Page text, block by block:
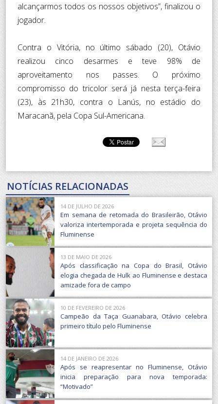
alcançarmos todos os nossos objetivos”, finalizou o
jogador.
Contra o Vitória, no último sábado (20), Otávio
realizou cinco desarmes e teve 98% de
aproveitamento nos passes. O próximo
compromisso do tricolor será já nesta terça-feira
(23), às 21h30, contra o Lanús, no estádio do
Maracanã, pela Copa Sul-Americana.
NOTÍCIAS RELACIONADAS
14 DE JULHO DE 2026
Em semana de retomada do Brasileirão, Otávio
valoriza intertemporada e projeta sequência do
Fluminense
13 DE MAIO DE 2026
Após classificação na Copa do Brasil, Otávio
elogia chegada de Hulk ao Fluminense e destaca
amizade fora de campo
10 DE FEVEREIRO DE 2026
Campeão da Taça Guanabara, Otávio celebra
primeiro título pelo Fluminense
14 DE JANEIRO DE 2026
Após se reapresentar no Fluminense, Otávio
inicia preparação para nova temporada:
“Motivado”